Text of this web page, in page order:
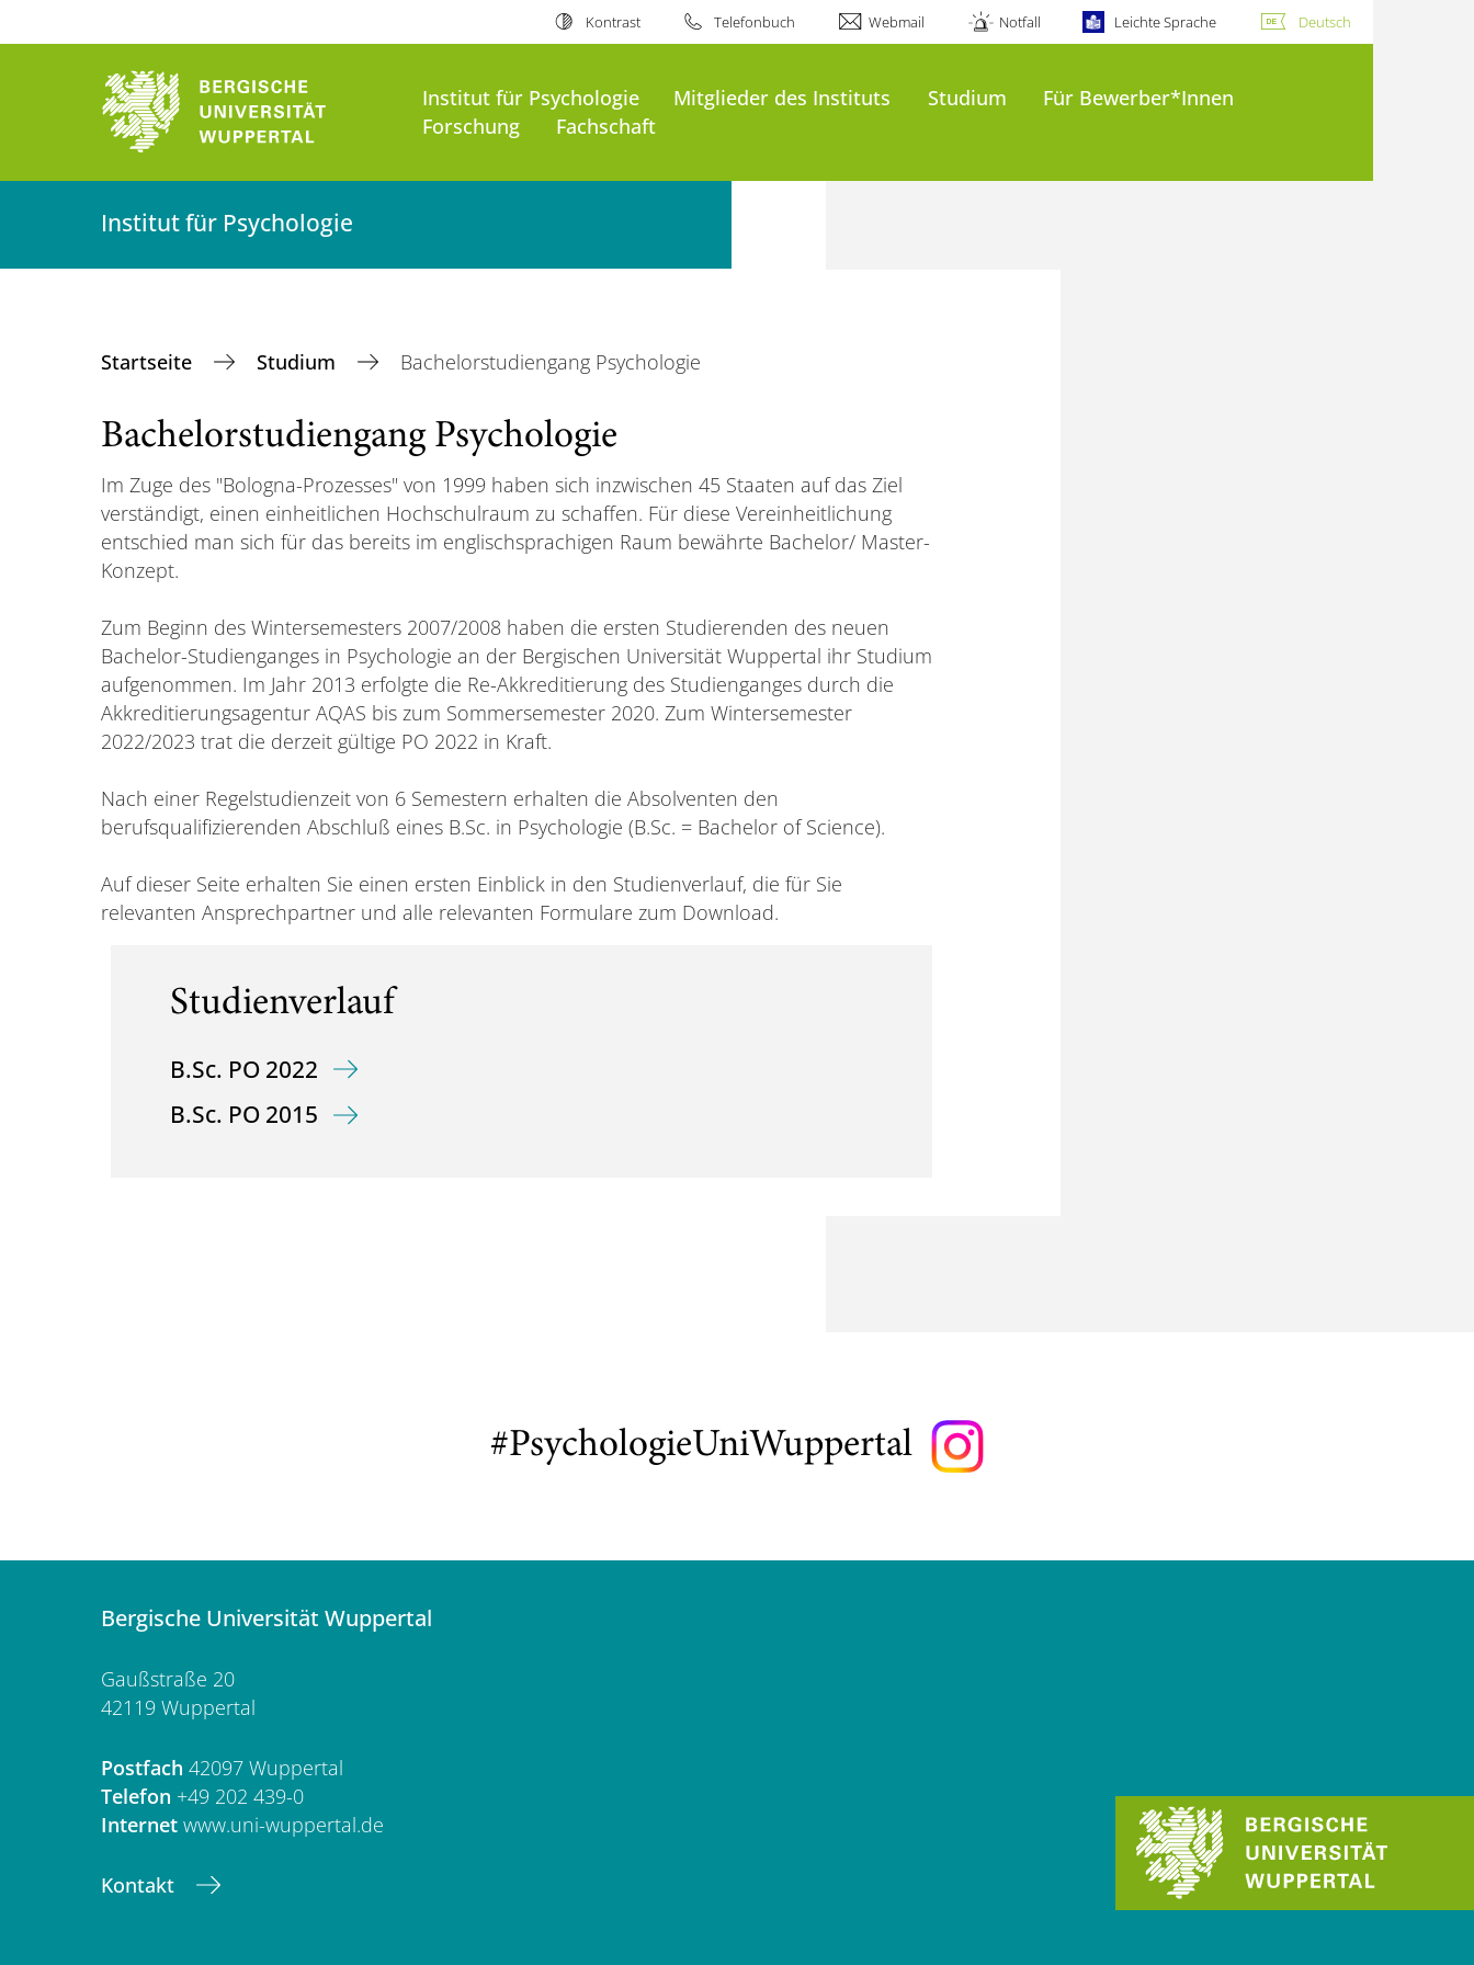
Kontrast Telefonbuch Webmail Notfall Leichte Sprache Deutsch
Institut für Psychologie Mitglieder des Instituts Studium
Für Bewerber*Innen
Forschung
Fachschaft
Institut für Psychologie
Startseite Studium Bachelorstudiengang Psychologie
Bachelorstudiengang Psychologie
Im Zuge des "Bologna-Prozesses" von 1999 haben sich inzwischen 45 Staaten auf das Ziel
verständigt, einen einheitlichen Hochschulraum zu schaffen. Für diese Vereinheitlichung
entschied man sich für das bereits im englischsprachigen Raum bewährte Bachelor/ Master-
Konzept.
Zum Beginn des Wintersemesters 2007/2008 haben die ersten Studierenden des neuen
Bachelor-Studienganges in Psychologie an der Bergischen Universität Wuppertal ihr Studium
aufgenommen. Im Jahr 2013 erfolgte die Re-Akkreditierung des Studienganges durch die
Akkreditierungsagentur AQAS bis zum Sommersemester 2020. Zum Wintersemester
2022/2023 trat die derzeit gültige PO 2022 in Kraft.
Nach einer Regelstudienzeit von 6 Semestern erhalten die Absolventen den
berufsqualifizierenden Abschluß eines B.Sc. in Psychologie (B.Sc. = Bachelor of Science).
Auf dieser Seite erhalten Sie einen ersten Einblick in den Studienverlauf, die für Sie
relevanten Ansprechpartner und alle relevanten Formulare zum Download.
Studienverlauf
B.Sc. PO 2022
B.Sc. PO 2015
#PsychologieUniWuppertal
Bergische Universität Wuppertal
Gaußstraße 20
42119 Wuppertal
Postfach 42097 Wuppertal
Telefon +49 202 439-0
Internet www.uni-wuppertal.de
Kontakt